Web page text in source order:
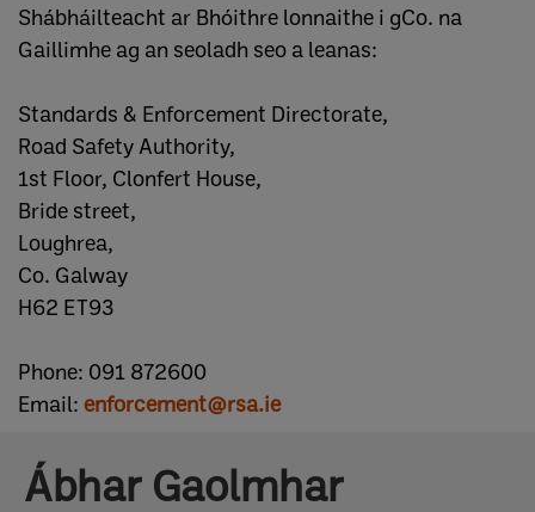
Shábháilteacht ar Bhóithre lonnaithe i gCo. na
Gaillimhe ag an seoladh seo a leanas:
Standards & Enforcement Directorate,
Road Safety Authority,
1st Floor, Clonfert House,
Bride street,
Loughrea,
Co. Galway
H62 ET93
Phone: 091 872600
Email: enforcement@rsa.ie
Ábhar Gaolmhar